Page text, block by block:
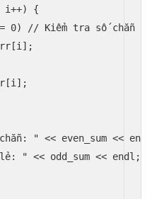
{
0) // Kiểm tra số chẵn
" << even_sum <<
" << odd_sum << endl;